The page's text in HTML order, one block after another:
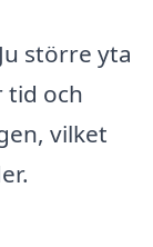
Ju större yta
tid och
vilket